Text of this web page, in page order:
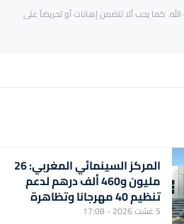
كما يجب ألا تتضمن إهانات أو تحريضاً على
المركز السينمائي المغربي: 26
مليون و460 ألف درهم لدعم
تنظيم 40 مهرجانا وتظاهرة
سينمائية
5 غشت 2026 - 17:08